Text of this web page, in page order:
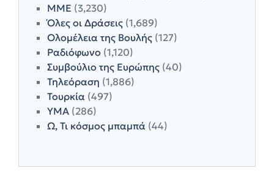
ΜΜΕ (3,230)
Όλες οι Δράσεις (1,689)
Ολομέλεια της Βουλής (127)
Ραδιόφωνο (1,120)
Συμβούλιο της Ευρώπης (40)
Τηλεόραση (1,886)
Τουρκία (497)
ΥΜΑ (286)
Ω, Τι κόσμος μπαμπά (44)